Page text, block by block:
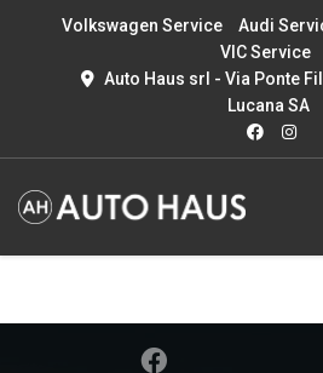
Volkswagen Service Audi
VIC Service
Auto Haus srl - Via Ponte
Lucana SA